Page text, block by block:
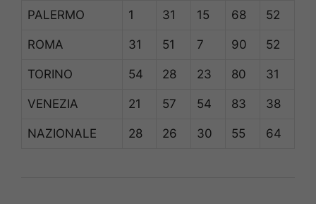
PALERMO 1 31 15 68 52
ROMA 31 51 7 90 52
TORINO 54 28 23 80 31
VENEZIA 21 57 54 83 38
NAZIONALE 28 26 30 55 64